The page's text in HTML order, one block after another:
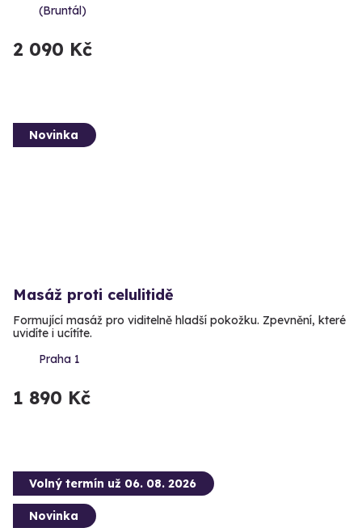
(Bruntál)
2 090 Kč
Novinka
Masáž proti celulitidě
Formující masáž pro viditelně hladší pokožku. Zpevnění, které
uvidíte i ucítíte.
Praha 1
1 890 Kč
Volný termín už 06. 08. 2026
Novinka